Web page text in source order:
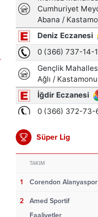
Süper Lig
TAKIM
1 Corendon Alanyaspor
2
Amed Sportif
Faaliyetler